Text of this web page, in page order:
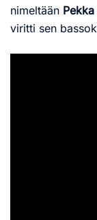
nimeltään
viritti sen